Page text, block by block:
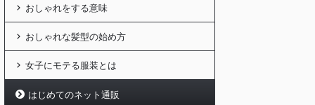
おしゃれをする意味
おしゃれな髪型の始め方
女子にモテる服装とは
はじめてのネット通販